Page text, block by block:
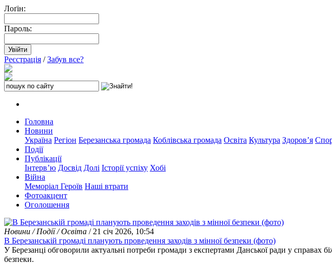
Лоґін:
Пароль:
Реєстрація /Забув все?
Головна
Новини
Україна Регіон Березанська громада Коблівська громада Освіта Культура Здоров’я
Події
Публікації
Інтерв’ю Досвід Долі Історії успіху Хобі
Війна
Меморіал Героїв Наші втрати
Фотоакцент
Оголошення
Новини / Події / Освіта / 21 січ 2026, 10:54
В Березанській громаді планують проведення заходів з мінної безпеки (фото)
У Березанці обговорили актуальні потреби громади з експертами Данської ради у
безпеки.